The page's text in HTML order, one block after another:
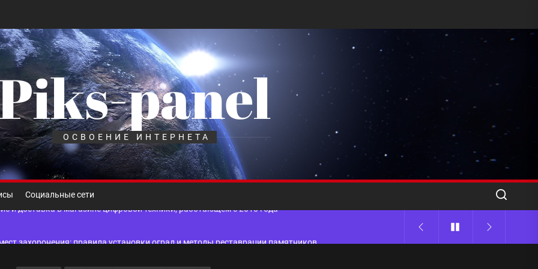
panel
ОСВОЕНИЕ ИНТЕРНЕТА
Социальные сети
принципы работы, риски и способы хранения криптовалют
для ногтевого сервиса, наращивания ресниц и депиляции
оптимизации для коммерческих веб-ресурсов
и доставка в магазине цифровой техники, работающем с 2010 года